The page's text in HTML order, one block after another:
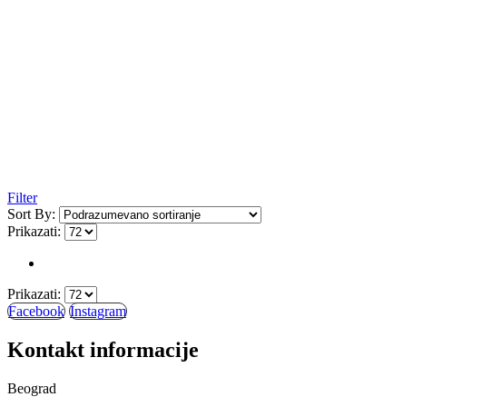
Filter
Sort By:
Prikazati:
Prikazati:
Facebook Instagram
Kontakt informacije
Beograd